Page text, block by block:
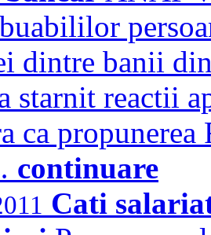
dintre banii
starnit reactii
ca
continuare
Cati